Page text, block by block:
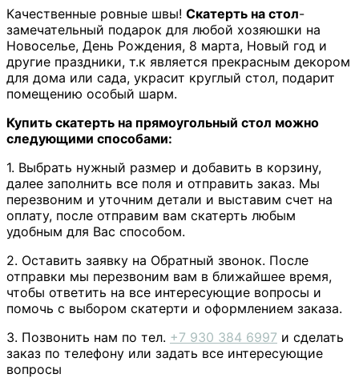
Качественные ровные швы! Скатерть на стол-
замечательный подарок для любой хозяюшки на
Новоселье, День Рождения, 8 марта, Новый год и
другие праздники, т.к является прекрасным декором
для дома или сада, украсит круглый стол, подарит
помещению особый шарм.
Купить скатерть на прямоугольный стол можно
следующими способами:
1. Выбрать нужный размер и добавить в корзину,
далее заполнить все поля и отправить заказ. Мы
перезвоним и уточним детали и выставим счет на
оплату, после отправим вам скатерть любым
удобным для Вас способом.
2. Оставить заявку на Обратный звонок. После
отправки мы перезвоним вам в ближайшее время,
чтобы ответить на все интересующие вопросы и
помочь с выбором скатерти и оформлением заказа.
3. Позвонить нам по тел. +7 930 384 6997 и сделать
заказ по телефону или задать все интересующие
вопросы